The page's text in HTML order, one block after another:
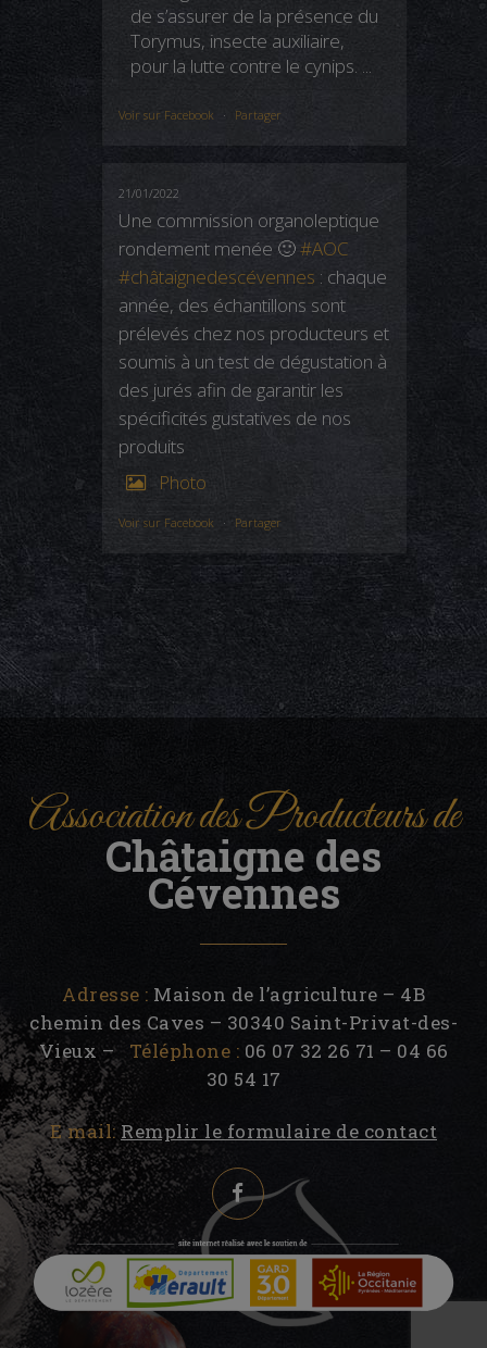
de s’assurer de la présence du
Torymus, insecte auxiliaire,
pour la lutte contre le cynips. ...
Voir sur Facebook · Partager
21/01/2022
Une commission organoleptique
rondement menée 🙂#AOC
#châtaignedescévennes : chaque
année, des échantillons sont
prélevés chez nos producteurs et
soumis à un test de dégustation à
des jurés afin de garantir les
spécificités gustatives de nos
produits
Photo
Voir sur Facebook · Partager
Association des Producteurs de
Châtaigne des
Cévennes
Adresse : Maison de l’agriculture – 4B
chemin des Caves – 30340 Saint-Privat-des-
Vieux – Téléphone : 06 07 32 26 71 – 04 66
30 54 17
E mail: Remplir le formulaire de contact